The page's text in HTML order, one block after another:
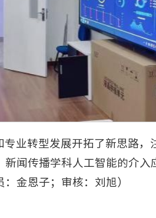
业转型发展开拓了新思路，
闻传播学科人工智能的介入
金恩子；审核：刘旭）